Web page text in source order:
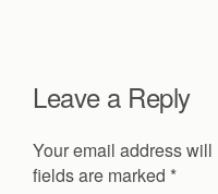
Leave a Reply
Your email address
fields are marked *